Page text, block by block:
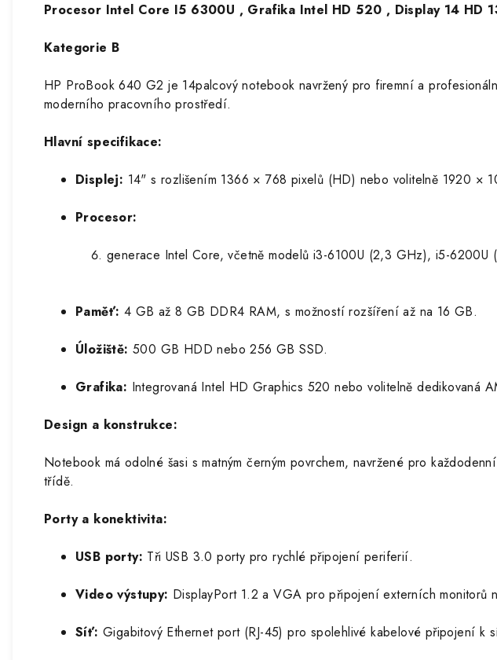
Procesor Intel Core I5 6300U , Grafika Intel HD 520 , Display 14 HD
Kategorie B
HP ProBook 640 G2 je 14palcový notebook navržený pro firemní a
moderního pracovního prostředí.
Hlavní specifikace:
Displej: 14" s rozlišením 1366 × 768 pixelů (HD) nebo volitelně 1920 ×
Procesor:
generace Intel Core, včetně modelů i3-6100U (2,3 GHz), i5-
Paměť: 4 GB až 8 GB DDR4 RAM, s možností rozšíření až na 16 GB.
Úložiště: 500 GB HDD nebo 256 GB SSD.
Grafika: Integrovaná Intel HD Graphics 520 nebo volitelně dedikovaná
Design a konstrukce:
Notebook má odolné šasi s matným černým povrchem, navržené pro
třídě.
Porty a konektivita:
USB porty: Tři USB 3.0 porty pro rychlé připojení periferií.
Video výstupy: DisplayPort 1.2 a VGA pro připojení externích monitorů
Síť: Gigabitový Ethernet port (RJ-45) pro spolehlivé kabelové připojení k